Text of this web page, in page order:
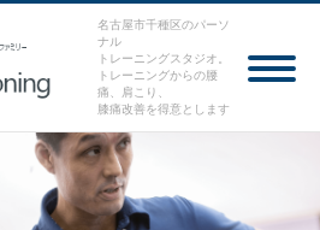
名古屋市千種区のパーソ
ナル
トレーニングスタジオ。
トレーニングからの腰
痛、肩こり、
膝痛改善を得意とします